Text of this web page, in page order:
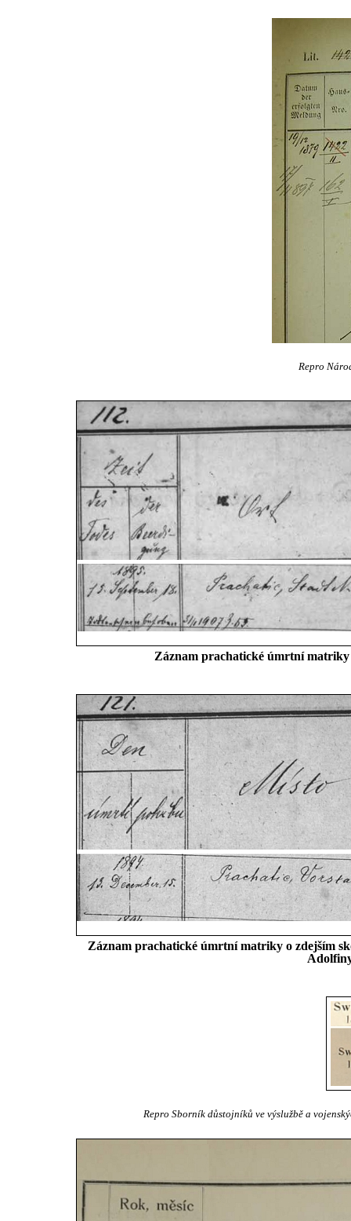
Repro
Záznam prachatické úmrtní matriky
Záznam prachatické úmrtní matriky o zdejším
Repro Sborník důstojníků ve výslužbě a